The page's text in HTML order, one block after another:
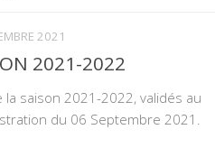
2021
2021-2022
la saison 2021-2022, validés au
du 06 Septembre 2021.